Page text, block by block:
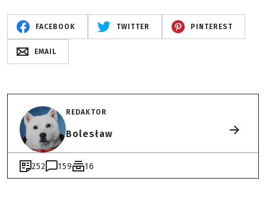
FACEBOOK TWITTER PINTEREST
EMAIL
REDAKTOR
Bolesław
252 159 16